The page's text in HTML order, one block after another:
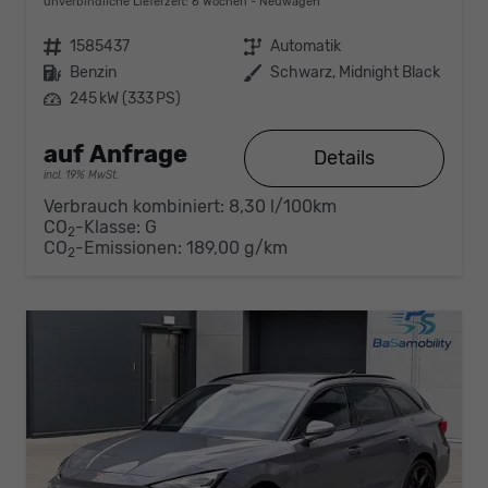
Fahrzeugnr. 1585437 Getriebe Automatik
Kraftstoff Benzin Außenfarbe Schwarz, Midnight Black
Leistung 245 kW (333 PS)
auf Anfrage
incl. 19% MwSt.
Details
Verbrauch kombiniert: 8,30 l/100km
CO2-Klasse: G
CO2-Emissionen: 189,00 g/km